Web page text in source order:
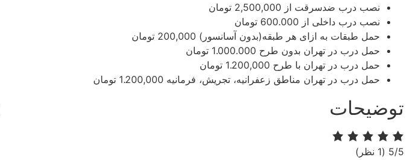
نصب درب ضدسرقت از 2,500,000 تومان
نصب درب داخلی از 600.000 تومان
حمل طبقات به ازای هر طبقه(بدون آسانسور)​​ 200,000 تومان
حمل درب در تهران بدون طرح​​ 1.000.000 تومان
حمل درب در تهران با طرح​​ 1.200,000 تومان
حمل درب در تهران مناطق زعفرانیه، تجریش، فرمانیه​​ 1.200,000 تومان
توضیحات
‫5/5 ‫(1 نظر)